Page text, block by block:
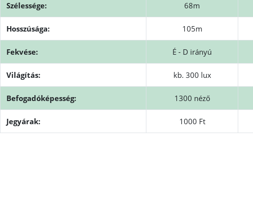
Szélessége: 68m
Hosszúsága: 105m
Fekvése: É - D irányú
Világítás: kb. 300 lux
Befogadóképesség: 1300 néző
Jegyárak: 1000 Ft